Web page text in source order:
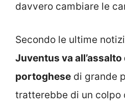
davvero cambiare le
Secondo le ultime
Juventus va
portoghese di grande
tratterebbe di un colpo